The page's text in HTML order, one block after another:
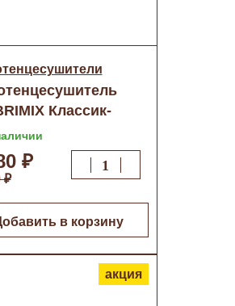
Классик-
Дуга 700х530
ТЭНом
₽
₽
в корзину
акция